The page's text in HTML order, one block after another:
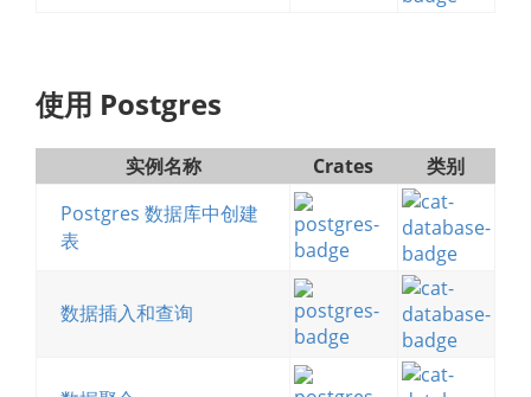
使用 Postgres
实例名称 Crates
类别
Postgres 数据库中创建
表
数据插入和查询